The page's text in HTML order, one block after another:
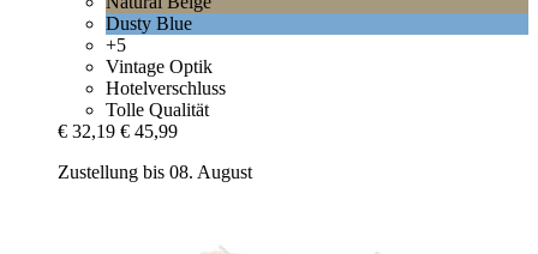
Dusty Blue
+5
Vintage Optik
Hotelverschluss
Tolle Qualität
€ 32,19 € 45,99
Zustellung bis 08. August